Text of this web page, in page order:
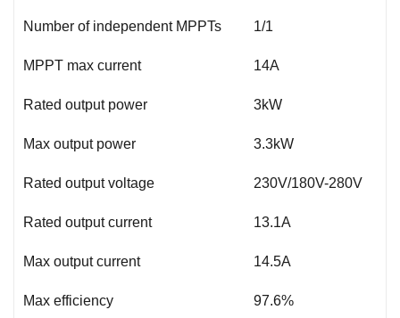
Number of independent MPPTs 1/1
MPPT max current 14A
Rated output power 3kW
Max output power 3.3kW
Rated output voltage 230V/180V-280V
Rated output current 13.1A
Max output current 14.5A
Max efficiency 97.6%